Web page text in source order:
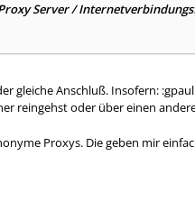
Server /
gleiche Anschluß. Insofern:
reingehst oder über einen
Proxys. Die geben mir